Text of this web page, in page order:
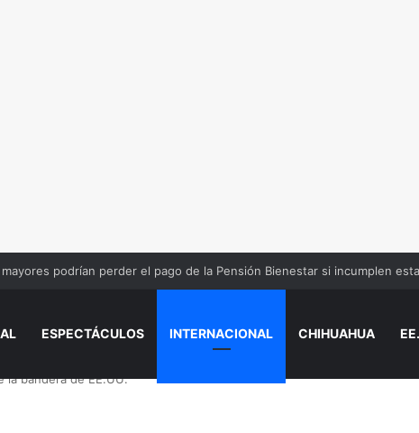
maestra y a sus dos hijos de 6 y 8 años
ESPECTÁCULOS INTERNACIONAL CHIHUAHUA
la bandera de EE.UU.